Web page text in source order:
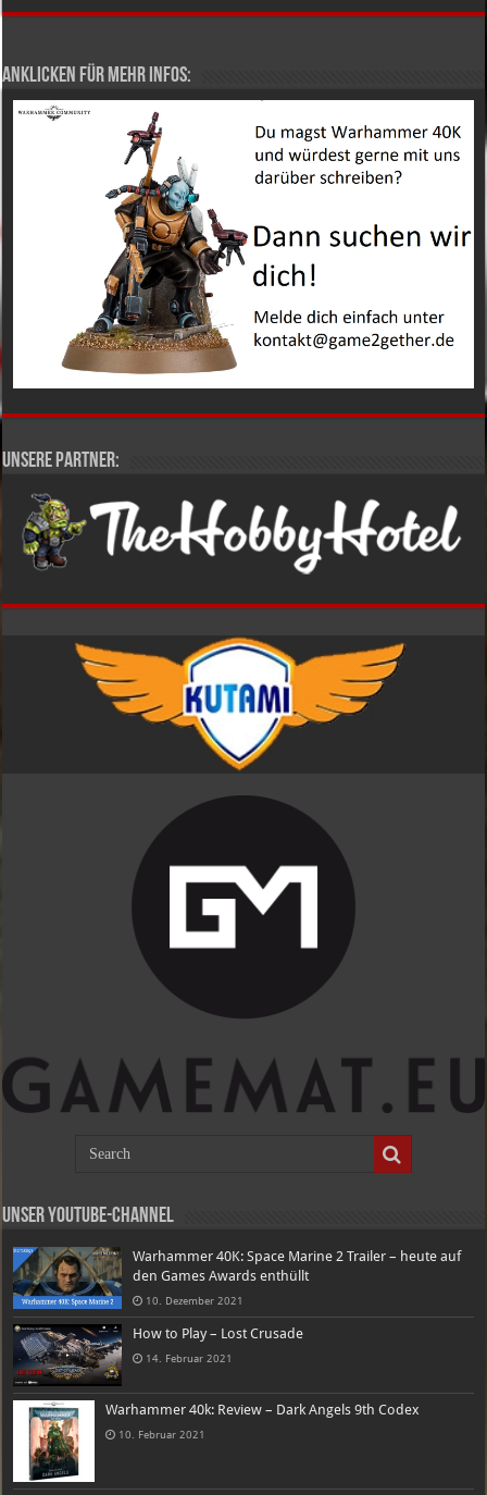
Anklicken für mehr Infos:
Unsere Partner:
Unser Youtube-Channel
Warhammer 40K: Space Marine 2 Trailer – heute auf
den Games Awards enthüllt
10. Dezember 2021
How to Play – Lost Crusade
14. Februar 2021
Warhammer 40k: Review – Dark Angels 9th Codex
10. Februar 2021